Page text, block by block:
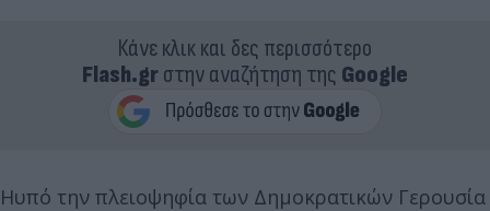
Κάνε κλικ και δες περισσότερο
Flash.grστην αναζήτηση της Google
Ηυπό την πλειοψηφία των Δημοκρατικών Γερουσία